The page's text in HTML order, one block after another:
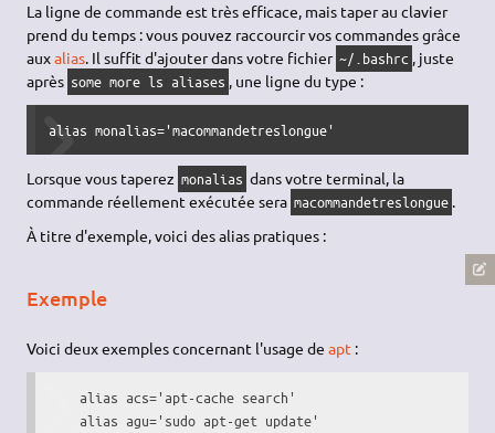
La ligne de commande est très efficace, mais taper au clavier
prend du temps : vous pouvez raccourcir vos commandes grâce
auxalias. Il suffit d'ajouter dans votre fichier ~/.bashrc , juste
après some more ls aliases , une ligne du type :
alias monalias='macommandetreslongue'
Lorsque vous taperez monalias dans votre terminal, la
commande réellement exécutée sera macommandetreslongue .
À titre d'exemple, voici des alias pratiques :
Exemple
Voici deux exemples concernant l'usage deapt :
    alias acs='apt-cache search'
    alias agu='sudo apt-get update'